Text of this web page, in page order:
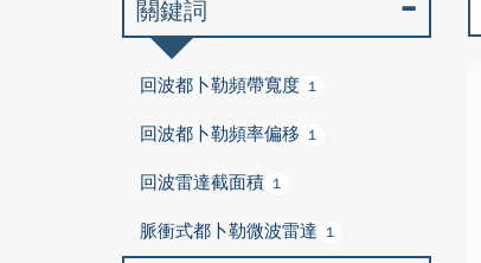
關鍵詞
回波都卜勒頻帶寬度 1
回波都卜勒頻率偏移 1
回波雷達截面積 1
脈衝式都卜勒微波雷達 1